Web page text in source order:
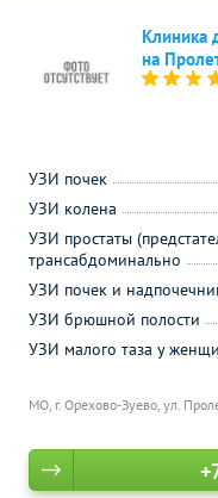
Клиника
на
МО, г. Орехово-Зуево, ул.
УЗИ почек
УЗИ колена
УЗИ простаты
трансабдоминально
УЗИ почек и
УЗИ брюшной полости
УЗИ малого таза у